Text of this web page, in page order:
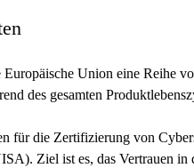
Union eine Reihe
des gesamten
für die Zertifizierung von
Ziel ist es, das Vertrauen